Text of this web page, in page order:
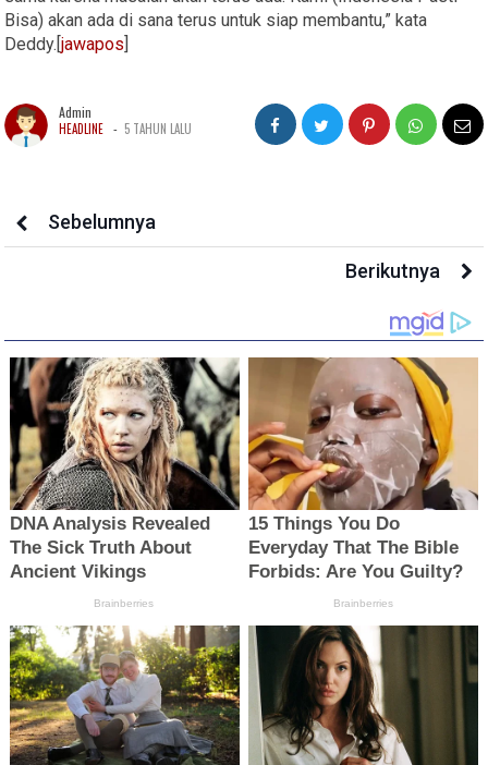
Bisa) akan ada di sana terus untuk siap membantu,” kata
Deddy.[jawapos
Admin
HEADLINE - 5 TAHUN LALU
Sebelumnya
Berikutnya